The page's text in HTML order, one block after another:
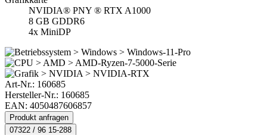
NVIDIA® PNY ® RTX A1000
8 GB GDDR6
4x MiniDP
Art-Nr.: 160685
Hersteller-Nr.: 160685
EAN: 4050487606857
Produkt anfragen
07322 / 96 15-288